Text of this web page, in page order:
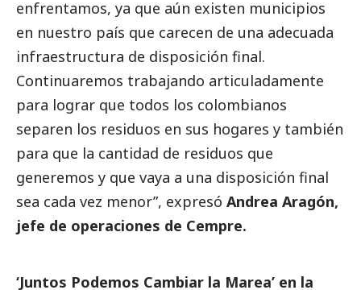
enfrentamos, ya que aún existen municipios
en nuestro país que carecen de una adecuada
infraestructura de disposición final.
Continuaremos trabajando articuladamente
para lograr que todos los colombianos
separen los residuos en sus hogares y también
para que la cantidad de residuos que
generemos y que vaya a una disposición final
sea cada vez menor”, expresó Andrea Aragón,
jefe de operaciones de Cempre.
‘Juntos Podemos Cambiar la Marea’ en la